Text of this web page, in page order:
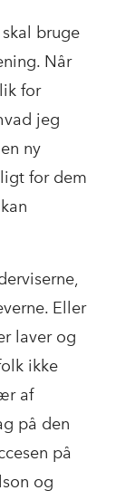
bruge
Når
for
jeg
ny
for dem
Eller
laver og
ikke
af
på den
på
og